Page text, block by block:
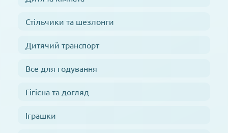
Стільчики та шезлонги
Дитячий транспорт
Все для годування
Гігієна та догляд
Іграшки